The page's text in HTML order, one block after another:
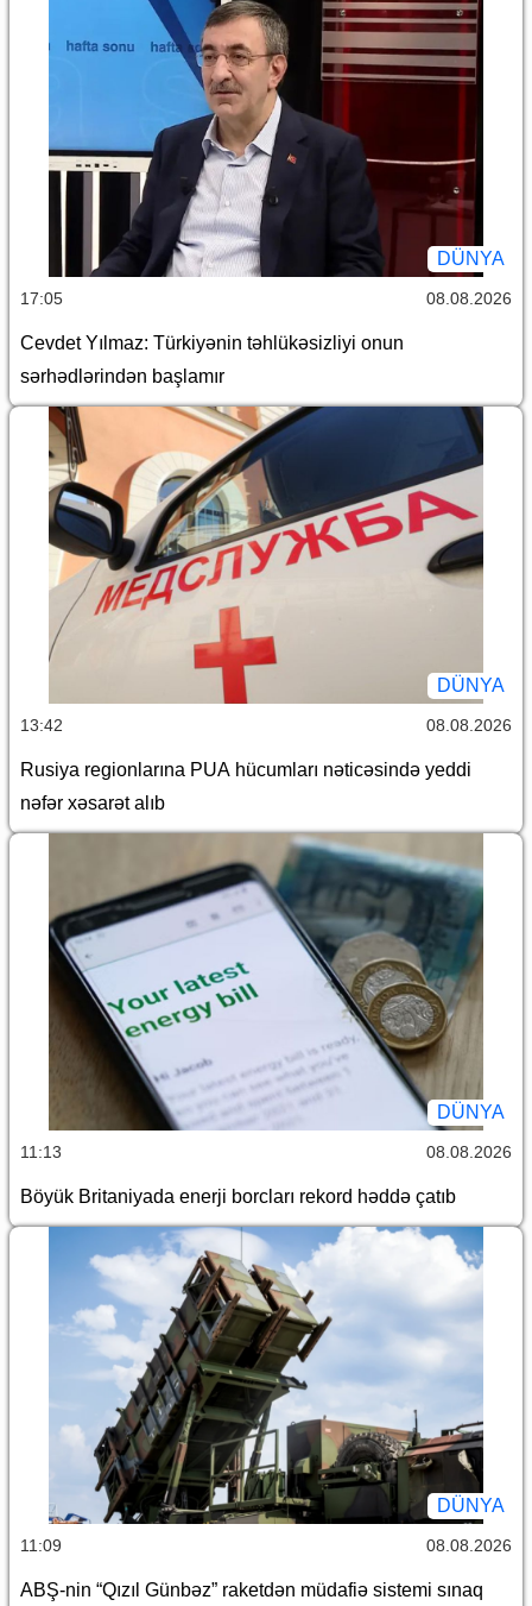
DÜNYA
17:05 08.08.2026
Cevdet Yılmaz: Türkiyənin təhlükəsizliyi onun
sərhədlərindən başlamır
DÜNYA
13:42 08.08.2026
Rusiya regionlarına PUA hücumları nəticəsində yeddi
nəfər xəsarət alıb
DÜNYA
11:13 08.08.2026
Böyük Britaniyada enerji borcları rekord həddə çatıb
DÜNYA
11:09 08.08.2026
ABŞ-nin “Qızıl Günbəz” raketdən müdafiə sistemi sınaq